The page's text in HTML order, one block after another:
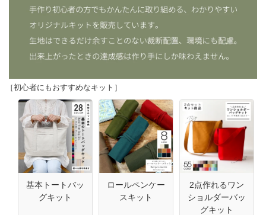
［初心者にもおすすめなキット］
基本トートバッ
グキット
ロールペンケー
スキット
2点作れるワン
ショルダーバッ
グキット